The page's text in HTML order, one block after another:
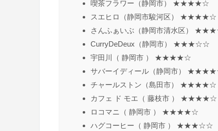
喫茶フラワー（静岡市） ★★★★☆
スエヒロ（静岡市駿河区） ★★★★☆
さんふぁいぶ（静岡市清水区）
CurryDeDeux（静岡市） ★★★☆☆
宇田川（ 静岡市 ） ★★★★☆
サバーイディール（静岡市）
チャールストン（島田市） ★★★★☆
カフェ ド モエ（ 藤枝市 ） ★★★★☆
ロコマニ（ 静岡市 ） ★★★★☆
ハグコーヒー（ 静岡市 ） ★★★☆☆